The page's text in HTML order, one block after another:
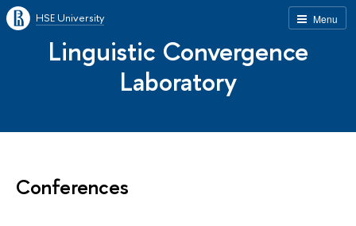
Menu
HSE University
Linguistic Convergence
Laboratory
Conferences